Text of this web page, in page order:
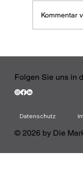
Kommentar
Datenschutz
© 2026 by Die
Folgen Sie uns in